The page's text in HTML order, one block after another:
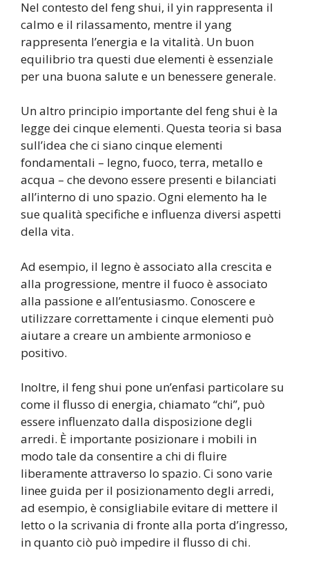
Nel contesto del feng shui, il yin rappresenta il
calmo e il rilassamento, mentre il yang
rappresenta l’energia e la vitalità. Un buon
equilibrio tra questi due elementi è essenziale
per una buona salute e un benessere generale.
Un altro principio importante del feng shui è la
legge dei cinque elementi. Questa teoria si basa
sull’idea che ci siano cinque elementi
fondamentali – legno, fuoco, terra, metallo e
acqua – che devono essere presenti e bilanciati
all’interno di uno spazio. Ogni elemento ha le
sue qualità specifiche e influenza diversi aspetti
della vita.
Ad esempio, il legno è associato alla crescita e
alla progressione, mentre il fuoco è associato
alla passione e all’entusiasmo. Conoscere e
utilizzare correttamente i cinque elementi può
aiutare a creare un ambiente armonioso e
positivo.
Inoltre, il feng shui pone un’enfasi particolare su
come il flusso di energia, chiamato “chi”, può
essere influenzato dalla disposizione degli
arredi. È importante posizionare i mobili in
modo tale da consentire a chi di fluire
liberamente attraverso lo spazio. Ci sono varie
linee guida per il posizionamento degli arredi,
ad esempio, è consigliabile evitare di mettere il
letto o la scrivania di fronte alla porta d’ingresso,
in quanto ciò può impedire il flusso di chi.